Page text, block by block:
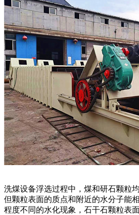
洗煤设备浮选过程中，煤和研石颗粒
但颗粒表面的质点和附近的水分子能
程度不同的水化现象，石干石颗粒表